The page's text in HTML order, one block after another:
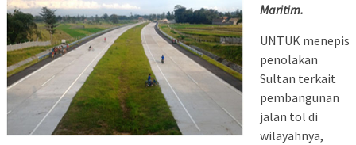
Maritim.
UNTUK menepis
penolakan
Sultan terkait
pembangunan
jalan tol di
wilayahnya,